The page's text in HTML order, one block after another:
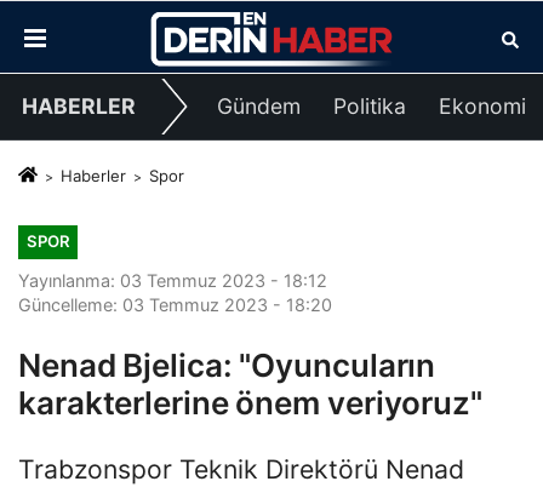
HABERLER Gündem Politika Ekonomi
Haberler Spor
SPOR
Yayınlanma: 03 Temmuz 2023 - 18:12
Güncelleme: 03 Temmuz 2023 - 18:20
Nenad Bjelica: "Oyuncuların
karakterlerine önem veriyoruz"
Trabzonspor Teknik Direktörü Nenad